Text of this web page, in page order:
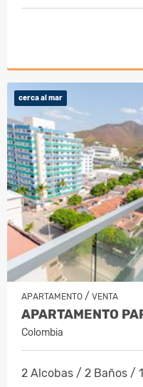
cerca al mar
APARTAMENTO / VENTA
Colombia
2 Alcobas / 2 Baños /